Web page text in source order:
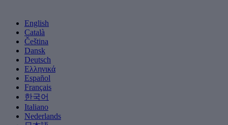
English
Català
Čeština
Dansk
Deutsch
Ελληνικά
Español
Français
한국어
Italiano
Nederlands